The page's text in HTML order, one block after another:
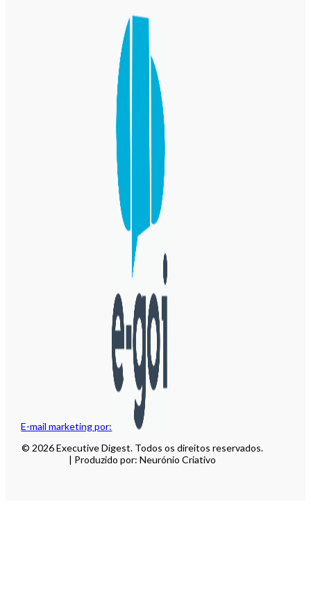
E-mail marketing por:
© 2026 Executive Digest. Todos os direitos reservados.
| Produzido por: Neurónio Criativo